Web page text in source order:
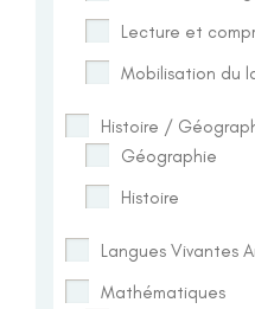
Lecture et
Mobilisation du
Histoire /
Géographie
Histoire
Langues Vivantes
Mathématiques